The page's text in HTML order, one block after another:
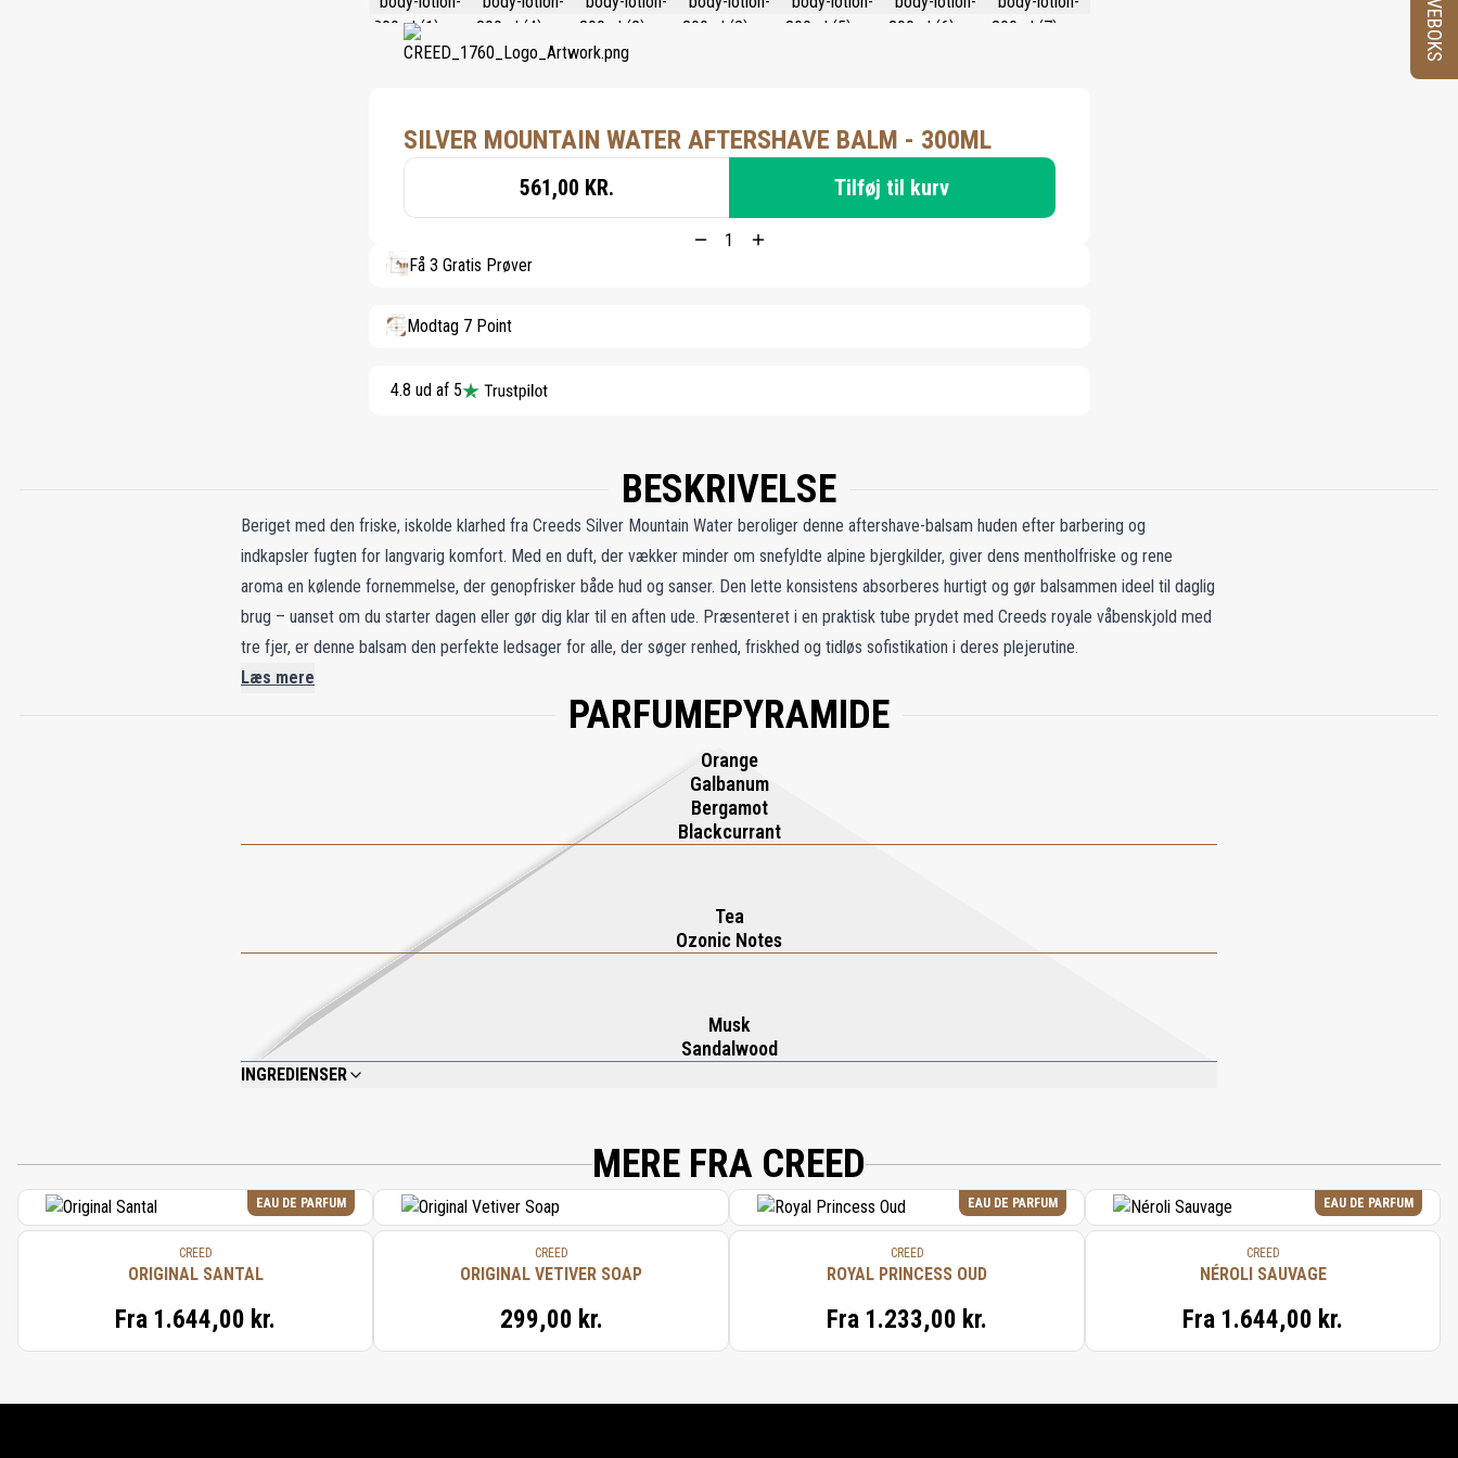
SILVER MOUNTAIN WATER AFTERSHAVE BALM - 300ML
561,00 KR. Tilføj til kurv
Få 3 Gratis Prøver
Modtag 7 Point
4.8 ud af 5
BESKRIVELSE
Beriget med den friske, iskolde klarhed fra Creeds Silver Mountain Water beroliger denne aftershave-balsam huden efter barbering og
indkapsler fugten for langvarig komfort. Med en duft, der vækker minder om snefyldte alpine bjergkilder, giver dens mentholfriske og rene
aroma en kølende fornemmelse, der genopfrisker både hud og sanser. Den lette konsistens absorberes hurtigt og gør balsammen ideel til daglig
brug – uanset om du starter dagen eller gør dig klar til en aften ude. Præsenteret i en praktisk tube prydet med Creeds royale våbenskjold med
tre fjer, er denne balsam den perfekte ledsager for alle, der søger renhed, friskhed og tidløs sofistikation i deres plejerutine.
Læs mere
PARFUMEPYRAMIDE
Orange
Galbanum
Bergamot
Blackcurrant
Tea
Ozonic Notes
Musk
Sandalwood
INGREDIENSER
MERE FRA CREED
EAU DE PARFUM
CREED
ORIGINAL SANTAL
Fra 1.644,00 kr.
CREED
ORIGINAL VETIVER SOAP
299,00 kr.
EAU DE PARFUM
CREED
ROYAL PRINCESS OUD
Fra 1.233,00 kr.
EAU DE PARFUM
CREED
NÉROLI SAUVAGE
Fra 1.644,00 kr.